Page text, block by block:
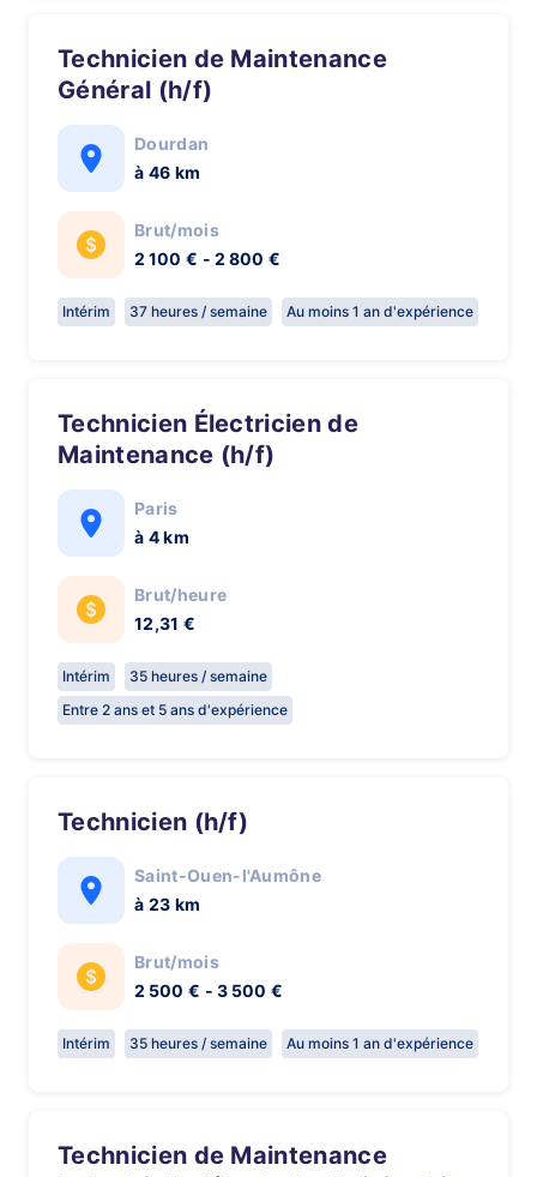
Technicien de Maintenance
Général (h/f)
Dourdan
à 46 km
Brut/mois
2 100 € - 2 800 €
Intérim 37 heures / semaine Au moins 1 an d'expérience
Technicien Électricien de
Maintenance (h/f)
Paris
à 4 km
Brut/heure
12,31 €
Intérim
35 heures / semaine
Entre 2 ans et 5 ans d'expérience
Technicien (h/f)
Saint-Ouen-l'Aumône
à 23 km
Brut/mois
2 500 € - 3 500 €
Intérim 35 heures / semaine Au moins 1 an d'expérience
Technicien de Maintenance